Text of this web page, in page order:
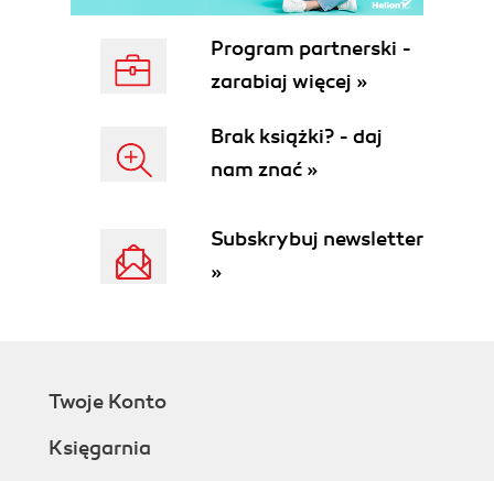
Program partnerski -
zarabiaj więcej »
Brak książki? - daj
nam znać »
Subskrybuj newsletter
»
Twoje Konto
Księgarnia